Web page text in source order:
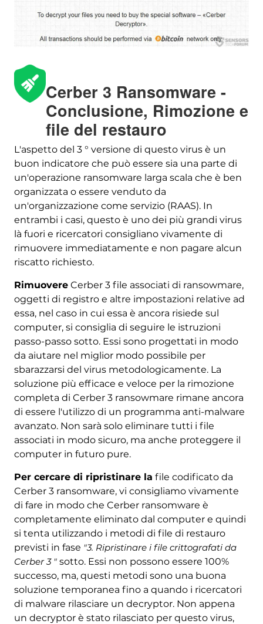
Cerber 3 Ransomware -
Conclusione, Rimozione e
file del restauro
L'aspetto del 3 ° versione di questo virus è un
buon indicatore che può essere sia una parte di
un'operazione ransomware larga scala che è ben
organizzata o essere venduto da
un'organizzazione come servizio (RAAS). In
entrambi i casi, questo è uno dei più grandi virus
là fuori e ricercatori consigliano vivamente di
rimuovere immediatamente e non pagare alcun
riscatto richiesto.
RimuovereCerber 3 file associati di ransowmare,
oggetti di registro e altre impostazioni relative ad
essa, nel caso in cui essa è ancora risiede sul
computer, si consiglia di seguire le istruzioni
passo-passo sotto. Essi sono progettati in modo
da aiutare nel miglior modo possibile per
sbarazzarsi del virus metodologicamente. La
soluzione più efficace e veloce per la rimozione
completa di Cerber 3 ransowmare rimane ancora
di essere l'utilizzo di un programma anti-malware
avanzato. Non sarà solo eliminare tutti i file
associati in modo sicuro, ma anche proteggere il
computer in futuro pure.
Per cercare di ripristinare la file codificato da
Cerber 3 ransomware, vi consigliamo vivamente
di fare in modo che Cerber ransomware è
completamente eliminato dal computer e quindi
si tenta utilizzando i metodi di file di restauro
previsti in fase "3. Ripristinare i file crittografati da
Cerber 3 "sotto. Essi non possono essere 100%
successo, ma, questi metodi sono una buona
soluzione temporanea fino a quando i ricercatori
di malware rilasciare un decryptor. Non appena
un decryptor è stato rilasciato per questo virus,
Scarica
Strumento di rimozione
malware